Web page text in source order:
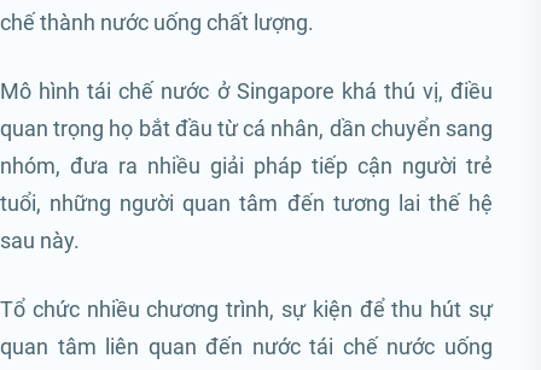
chế thành nước uống chất lượng.
Mô hình tái chế nước ở Singapore khá thú vị, điều
quan trọng họ bắt đầu từ cá nhân, dần chuyển sang
nhóm, đưa ra nhiều giải pháp tiếp cận người trẻ
tuổi, những người quan tâm đến tương lai thế hệ
sau này.
Tổ chức nhiều chương trình, sự kiện để thu hút sự
quan tâm liên quan đến nước tái chế nước uống